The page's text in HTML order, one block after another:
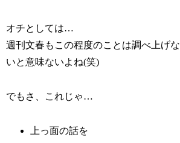
オチとしては…
週刊文春もこの程度のことは調べ上げな
いと意味ないよね(笑)
でもさ、これじゃ…
上っ面の話を